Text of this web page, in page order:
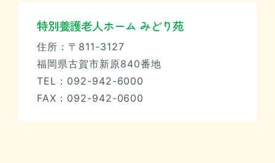
特別養護老人ホーム みどり苑
住所：〒811-3127
福岡県古賀市新原840番地
TEL： 092-942-6000
FAX：092-942-0600